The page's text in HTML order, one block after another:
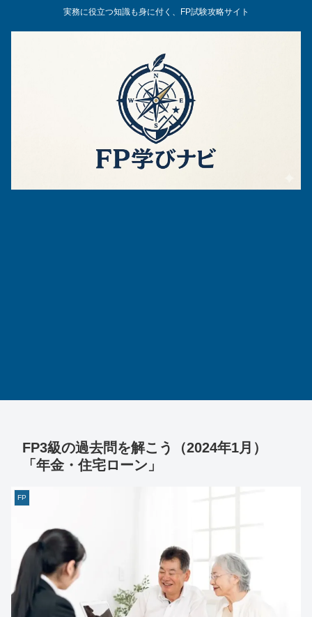
実務に役立つ知識も身に付く、FP試験攻略サイト
FP3級の過去問を解こう（2024年1月）
「年金・住宅ローン」
FP